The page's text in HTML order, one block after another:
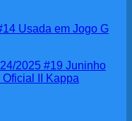
Usada em Jogo G